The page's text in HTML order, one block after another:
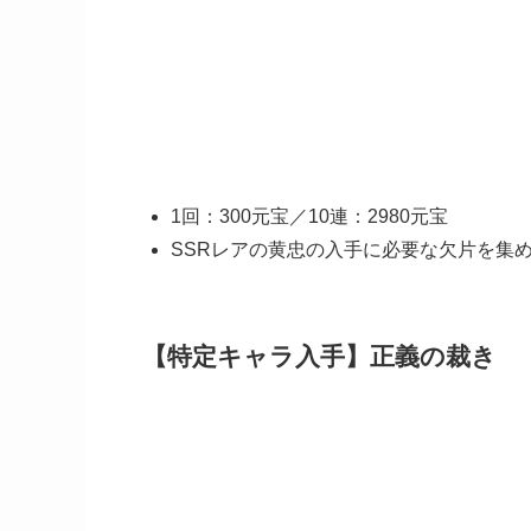
1回：300元宝／10連：2980元宝
SSRレアの黄忠の入手に必要な欠片を集
【特定キャラ入手】正義の裁き